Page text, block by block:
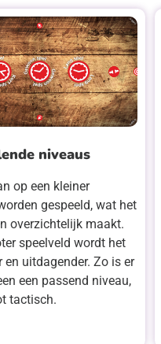
niveaus
op een kleiner
gespeeld, wat het
overzichtelijk maakt.
speelveld wordt het
en uitdagender. Zo is er
een passend niveau,
tactisch.